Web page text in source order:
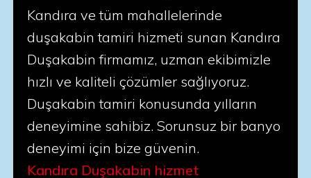
Kandıra ve tüm mahallelerinde
duşakabin tamiri hizmeti sunan Kandıra
Duşakabin firmamız, uzman ekibimizle
hızlı ve kaliteli çözümler sağlıyoruz.
Duşakabin tamiri konusunda yılların
deneyimine sahibiz. Sorunsuz bir banyo
deneyimi için bize güvenin.
Kandıra Duşakabin hizmet